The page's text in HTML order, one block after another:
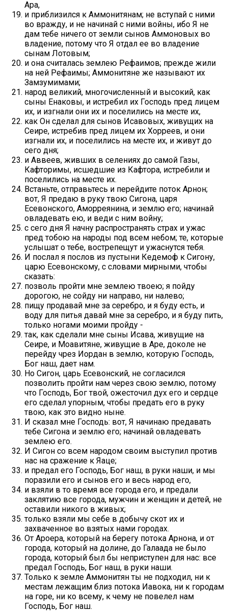
Ара,
и приблизился к Аммонитянам; не вступай с ними
во вражду, и не начинай с ними войны, ибо Я не
дам тебе ничего от земли сынов Аммоновых во
владение, потому что Я отдал ее во владение
сынам Лотовым;
и она считалась землею Рефаимов; прежде жили
на ней Рефаимы; Аммонитяне же называют их
Замзумимами;
народ великий, многочисленный и высокий, как
сыны Енаковы, и истребил их Господь пред лицем
их, и изгнали они их и поселились на месте их,
как Он сделал для сынов Исавовых, живущих на
Сеире, истребив пред лицем их Хорреев, и они
изгнали их, и поселились на месте их, и живут до
сего дня;
и Аввеев, живших в селениях до самой Газы,
Кафторимы, исшедшие из Кафтора, истребили и
поселились на месте их.
Встаньте, отправьтесь и перейдите поток Арнон;
вот, Я предаю в руку твою Сигона, царя
Есевонского, Аморреянина, и землю его; начинай
овладевать ею, и веди с ним войну;
с сего дня Я начну распространять страх и ужас
пред тобою на народы под всем небом; те, которые
услышат о тебе, вострепещут и ужаснутся тебя.
И послал я послов из пустыни Кедемоф к Сигону,
царю Есевонскому, с словами мирными, чтобы
сказать:
позволь пройти мне землею твоею; я пойду
дорогою, не сойду ни направо, ни налево;
пищу продавай мне за серебро, и я буду есть, и
воду для питья давай мне за серебро, и я буду пить,
только ногами моими пройду -
так, как сделали мне сыны Исава, живущие на
Сеире, и Моавитяне, живущие в Аре, доколе не
перейду чрез Иордан в землю, которую Господь,
Бог наш, дает нам.
Но Сигон, царь Есевонский, не согласился
позволить пройти нам через свою землю, потому
что Господь, Бог твой, ожесточил дух его и сердце
его сделал упорным, чтобы предать его в руку
твою, как это видно ныне.
И сказал мне Господь: вот, Я начинаю предавать
тебе Сигона и землю его; начинай овладевать
землею его.
И Сигон со всем народом своим выступил против
нас на сражение к Яаце;
и предал его Господь, Бог наш, в руки наши, и мы
поразили его и сынов его и весь народ его,
и взяли в то время все города его, и предали
заклятию все города, мужчин и женщин и детей, не
оставили никого в живых;
только взяли мы себе в добычу скот их и
захваченное во взятых нами городах.
От Ароера, который на берегу потока Арнона, и от
города, который на долине, до Галаада не было
города, который был бы неприступен для нас: все
предал Господь, Бог наш, в руки наши.
Только к земле Аммонитян ты не подходил, ни к
местам лежащим близ потока Иавока, ни к городам
на горе, ни ко всему, к чему не повелел нам
Господь, Бог наш.